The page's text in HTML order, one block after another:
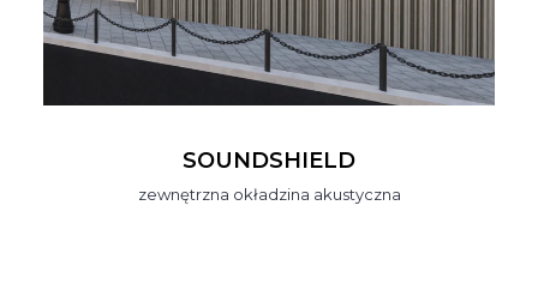
SOUNDSHIELD
zewnętrzna okładzina akustyczna